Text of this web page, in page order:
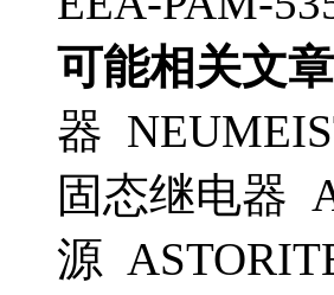
可能相关文章
器
固态继电器
源